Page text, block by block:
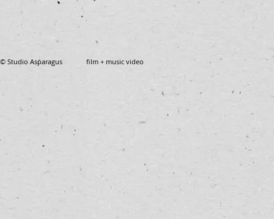
© Studio Asparagus film + music video